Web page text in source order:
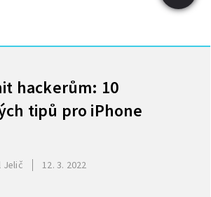
hackerům: 10
tipů pro iPhone
Jelič 12. 3. 2022